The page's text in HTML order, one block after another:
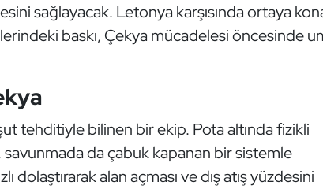
sağlayacak. Letonya karşısında ortaya
baskı, Çekya mücadelesi öncesinde
tehditiyle bilinen bir ekip. Pota altında fizikli
da çabuk kapanan bir sistemle
dolaştırarak alan açması ve dış atış yüzdesini